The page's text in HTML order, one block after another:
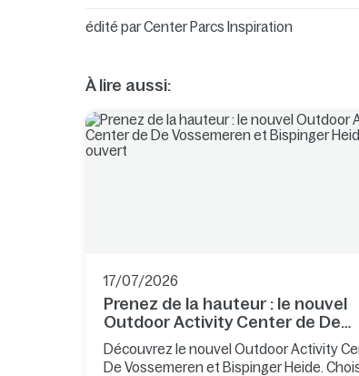
édité parCenter Parcs Inspiration
À lire aussi:
17/07/2026
Prenez de la hauteur : le nouvel
Outdoor Activity Center de De
Vossemeren et Bispinger Heide
ouvert
Découvrez le nouvel Outdoor Activity
De Vossemeren et Bispinger Heide.